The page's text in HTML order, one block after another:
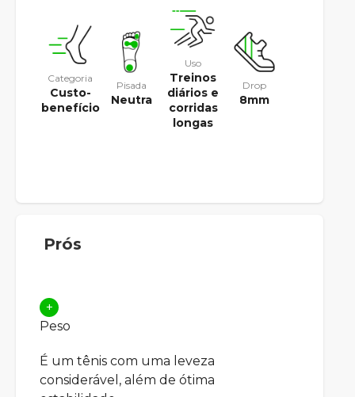
Categoria
Custo-
benefício
Pisada
Neutra
Uso
Treinos
diários e
corridas
longas
Drop
8mm
Prós
+
Peso
É um tênis com uma leveza
considerável, além de ótima